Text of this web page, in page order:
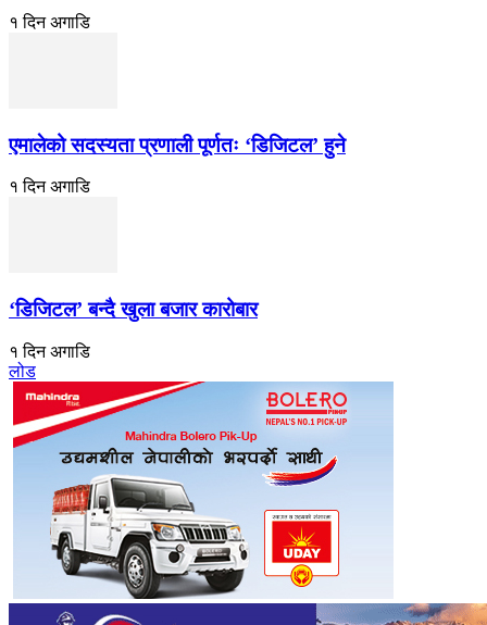
१ दिन अगाडि
एमालेको सदस्यता प्रणाली पूर्णतः ‘डिजिटल’ हुने
१ दिन अगाडि
‘डिजिटल’ बन्दै खुला बजार कारोबार
१ दिन अगाडि
लोड